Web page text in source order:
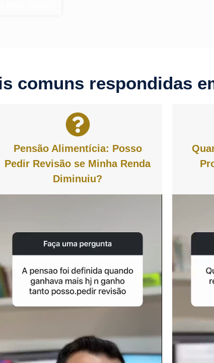
comuns respondidas
Pensão Alimentícia: Posso
Pedir Revisão se Minha Renda
Diminuiu?